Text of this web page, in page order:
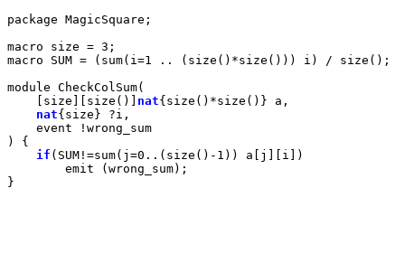
package MagicSquare;
macro size = 3;
macro SUM = (sum(i=1 .. (size()*size())) i) / size();
module CheckColSum(
    [size][size()]
nat{size()*size()} a,
nat{size} ?i,
    event !wrong_sum
) {
if (SUM!=sum(j=0..(size()-1)) a[j][i])
        emit (wrong_sum);